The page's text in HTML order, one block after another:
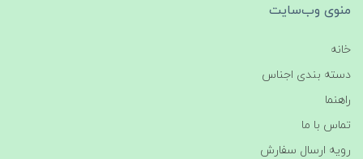
منوی وب‌سایت
خانه
دسته بندی اجناس
راهنما
تماس با ما
رویه ارسال سفارش